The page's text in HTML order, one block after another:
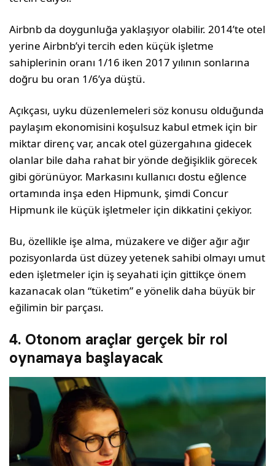
Airbnb da doygunluğa yaklaşıyor olabilir. 2014’te otel
yerine Airbnb’yi tercih eden küçük işletme
sahiplerinin oranı 1/16 iken 2017 yılının sonlarına
doğru bu oran 1/6’ya düştü.
Açıkçası, uyku düzenlemeleri söz konusu olduğunda
paylaşım ekonomisini koşulsuz kabul etmek için bir
miktar direnç var, ancak otel güzergahına gidecek
olanlar bile daha rahat bir yönde değişiklik görecek
gibi görünüyor. Markasını kullanıcı dostu eğlence
ortamında inşa eden Hipmunk, şimdi Concur
Hipmunk ile küçük işletmeler için dikkatini çekiyor.
Bu, özellikle işe alma, müzakere ve diğer ağır ağır
pozisyonlarda üst düzey yetenek sahibi olmayı umut
eden işletmeler için iş seyahati için gittikçe önem
kazanacak olan “tüketim” e yönelik daha büyük bir
eğilimin bir parçası.
4. Otonom araçlar gerçek bir rol
oynamaya başlayacak